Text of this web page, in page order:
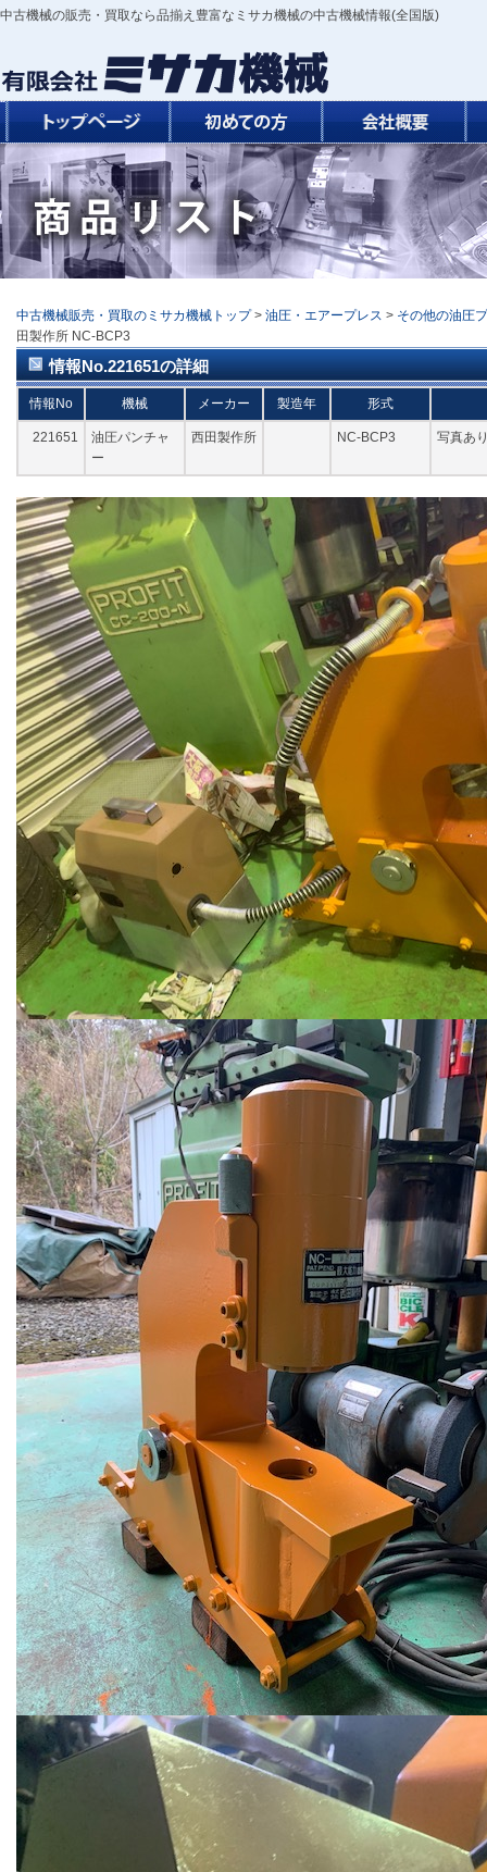
中古機械の販売・買取なら品揃え豊富なミサカ機械の中古機械情報(全国版)
中古機械販売・買取のミサカ機械トップ > 油圧・エアープレス > その他の油圧
田製作所 NC-BCP3
情報No.221651の詳細
情報No 機械 メーカー 製造年 形式
221651
油圧パンチャ
ー
西田製作所 NC-BCP3 写真あ